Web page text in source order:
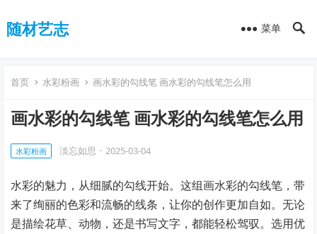
随材艺志 菜单
首页 水彩粉画 画水彩的勾线笔 画水彩的勾线笔怎么用
画水彩的勾线笔 画水彩的勾线笔怎么用
水彩粉画 淡忘如思 · 2025-03-04
水彩的魅力，从细腻的勾线开始。这组画水彩的勾线笔，带
来了绚丽的色彩和流畅的线条，让你的创作更加自如。无论
是描绘花草、动物，还是书写文字，都能轻松驾驭。选用优